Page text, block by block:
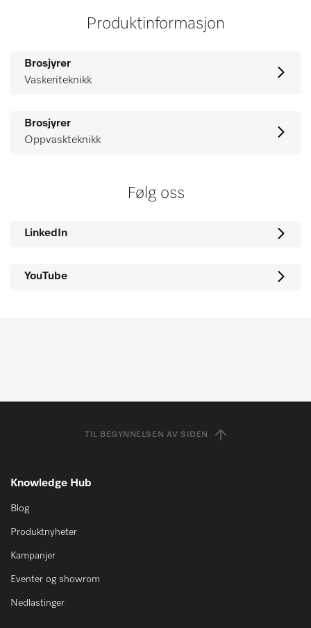
Produktinformasjon
Brosjyrer
Vaskeriteknikk
Brosjyrer
Oppvaskteknikk
Følg oss
LinkedIn
YouTube
TIL BEGYNNELSEN AV SIDEN
Knowledge Hub
Blog
Produktnyheter
Kampanjer
Eventer og showrom
Nedlastinger